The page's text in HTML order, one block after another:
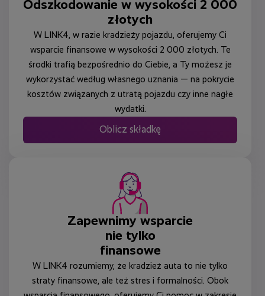
Odszkodowanie w wysokości 2 000
złotych
W LINK4, w razie kradzieży pojazdu, oferujemy Ci
wsparcie finansowe w wysokości 2 000 złotych. Te
środki trafią bezpośrednio do Ciebie, a Ty możesz je
wykorzystać według własnego uznania — na pokrycie
kosztów związanych z utratą pojazdu czy inne nagłe
wydatki.
Oblicz składkę
Zapewnimy wsparcie
nie tylko
finansowe
W LINK4 rozumiemy, że kradzież auta to nie tylko
straty finansowe, ale też stres i formalności. Obok